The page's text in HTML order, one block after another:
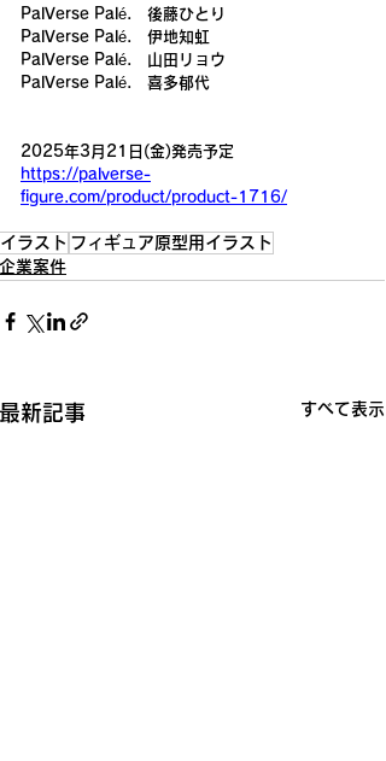
PalVerse Palé.　後藤ひとり
PalVerse Palé.　伊地知虹
PalVerse Palé.　山田リョウ
PalVerse Palé.　喜多郁代
2025年3月21日(金)発売予定
https://palverse-
figure.com/product/product-1716/
イラスト フィギュア原型用イラスト
企業案件
最新記事 すべて表示